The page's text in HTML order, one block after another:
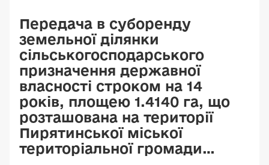
Передача в суборенду
земельної ділянки
сільськогосподарського
призначення державної
власності строком на 14
років, площею 1.4140 га, що
розташована на території
Пирятинської міської
територіальної громади